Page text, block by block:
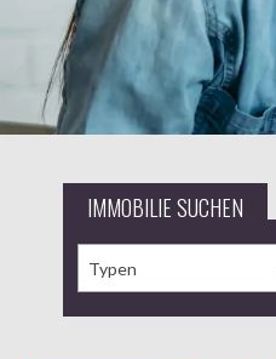
IMMOBILIE SUCHEN
Typen